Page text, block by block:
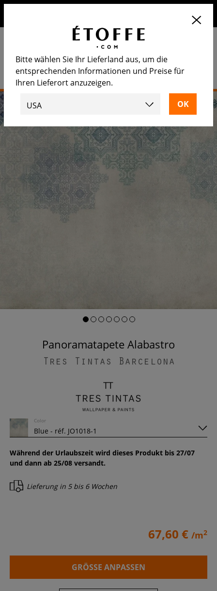
Panoramatapete Alabastro
Tres Tintas Barcelona
Color
Während der Urlaubszeit wird dieses Produkt bis 27/07
und dann ab 25/08 versandt.
Lieferung in 5 bis 6 Wochen
67,60 € /m2
GRÖSSE ANPASSEN
Bitte wählen Sie Ihr Lieferland aus, um die
entsprechenden Informationen und Preise für
Ihren Lieferort anzuzeigen.